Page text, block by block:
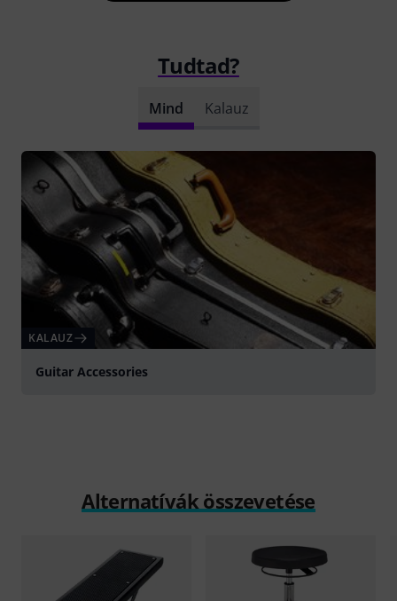
Tudtad?
Mind Kalauz
KALAUZ
Guitar Accessories
Alternatívák összevetése